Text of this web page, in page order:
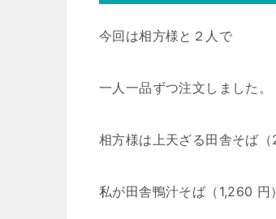
今回は相方様と２人で
一人一品ずつ注文しました。
相方様は上天ざる田舎そば
私が田舎鴨汁そば（1,260 円